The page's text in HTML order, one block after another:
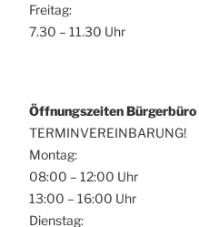
Freitag:
7.30 – 11.30 Uhr
Öffnungszeiten Bürgerbüro
TERMINVEREINBARUNG!
Montag:
08:00 – 12:00 Uhr
13:00 – 16:00 Uhr
Dienstag: